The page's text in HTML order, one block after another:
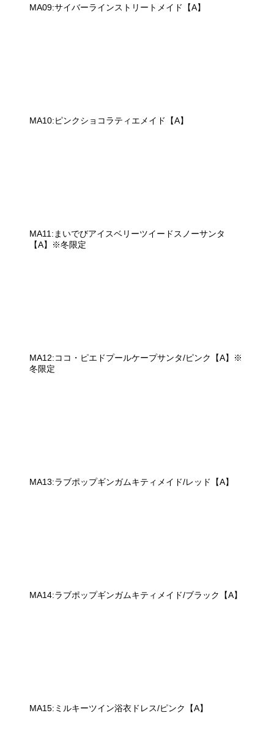
MA09:サイバーラインストリートメイド【A】
MA10:ピンクショコラティエメイド【A】
MA11:まいでびアイスベリーツイードスノーサンタ
【A】※冬限定
MA12:ココ・ピエドプールケープサンタ/ピンク【A】※
冬限定
MA13:ラブポップギンガムキティメイド/レッド【A】
MA14:ラブポップギンガムキティメイド/ブラック【A】
MA15:ミルキーツイン浴衣ドレス/ピンク【A】